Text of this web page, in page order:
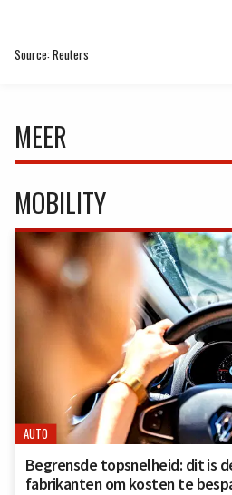
Source: Reuters
MEER
MOBILITY
AUTO
Begrensde topsnelheid: dit is
fabrikanten om kosten te